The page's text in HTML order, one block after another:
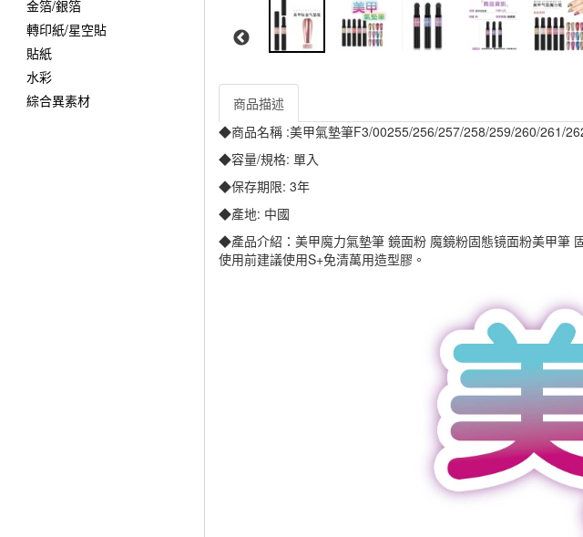
金箔/銀箔
轉印紙/星空貼
貼紙
水彩
綜合異素材
商品描述
◆商品名稱 :美甲氣墊筆F3/00255/256/257/258/259/260/261/
◆容量/規格: 單入
◆保存期限: 3年
◆產地: 中國
◆產品介紹：美甲魔力氣墊筆 鏡面粉 魔鏡粉固態镜面粉美甲筆
使用前建議使用S+免清萬用造型膠。